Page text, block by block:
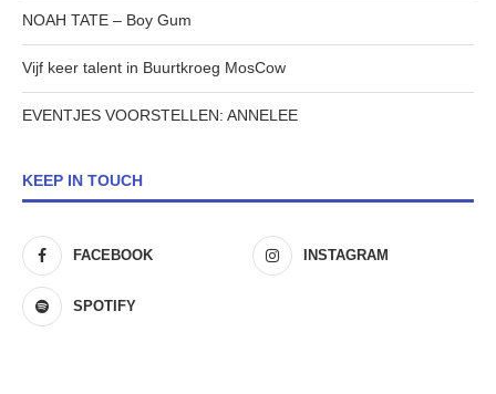
NOAH TATE – Boy Gum
Vijf keer talent in Buurtkroeg MosCow
EVENTJES VOORSTELLEN: ANNELEE
KEEP IN TOUCH
FACEBOOK INSTAGRAM
SPOTIFY